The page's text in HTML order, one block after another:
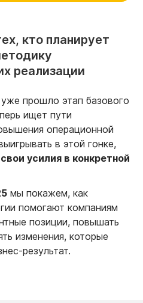
кто планирует
реализации
прошло этап базового
ищет пути
операционной
в этой гонке,
усилия в конкретной
мы покажем, как
помогают компаниям
позиции, повышать
изменения, которые
результат.